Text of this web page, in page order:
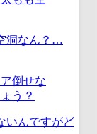
洞なん？…
いんですがど